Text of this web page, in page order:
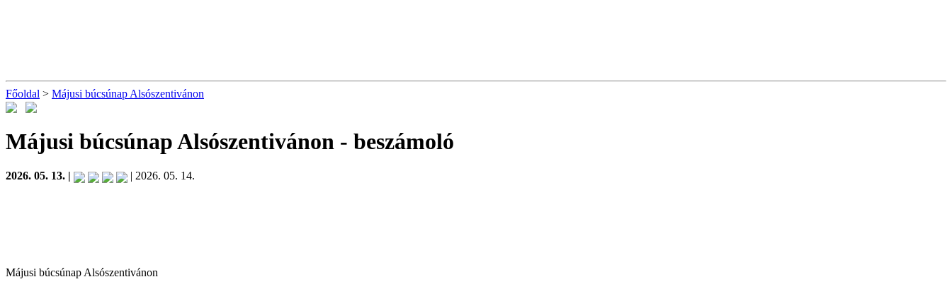
Főoldal > Májusi búcsúnap Alsószentivánon
Májusi búcsúnap Alsószentivánon - beszámoló
2026. 05. 13. | | 2026. 05. 14.
Májusi búcsúnap Alsószentivánon